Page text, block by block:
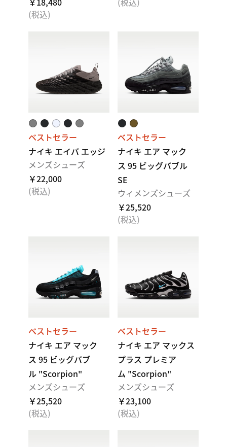
(税込)
ベストセラー
ナイキ エイバ エッジ
メンズシューズ
￥22,000
(税込)
ベストセラー
ナイキ エア マック
ス 95 ビッグバブル
SE
ウィメンズシューズ
￥25,520
(税込)
ベストセラー
ナイキ エア マック
ス 95 ビッグバブ
ル "Scorpion"
メンズシューズ
￥25,520
(税込)
ベストセラー
ナイキ エア マックス
プラス プレミア
ム "Scorpion"
メンズシューズ
￥23,100
(税込)